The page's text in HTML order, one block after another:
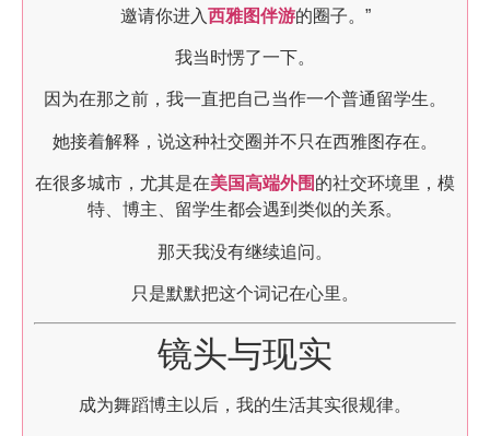
邀请你进入西雅图伴游的圈子。”
我当时愣了一下。
因为在那之前，我一直把自己当作一个普通留学生。
她接着解释，说这种社交圈并不只在西雅图存在。
在很多城市，尤其是在美国高端外围 的社交环境里，模
特、博主、留学生都会遇到类似的关系。
那天我没有继续追问。
只是默默把这个词记在心里。
镜头与现实
成为舞蹈博主以后，我的生活其实很规律。